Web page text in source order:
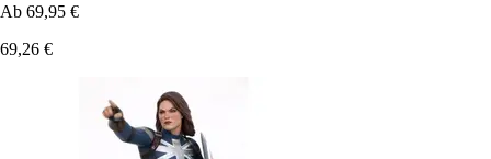
Ab 69,95 €
69,26 €